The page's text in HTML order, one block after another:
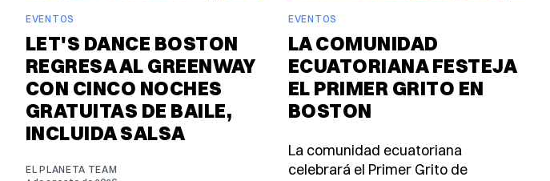
EVENTOS
LET'S DANCE BOSTON
REGRESA AL GREENWAY
CON CINCO NOCHES
GRATUITAS DE BAILE,
INCLUIDA SALSA
EL PLANETA TEAM
EVENTOS
LA COMUNIDAD
ECUATORIANA FESTEJA
EL PRIMER GRITO EN
BOSTON
La comunidad ecuatoriana
celebrará el Primer Grito de